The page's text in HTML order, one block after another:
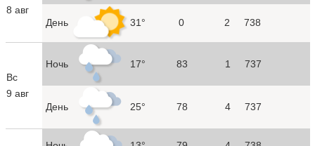
8 авг
День 31° 0 2 738
Вс
9 авг
Ночь 17° 83 1 737
День 25° 78 4 737